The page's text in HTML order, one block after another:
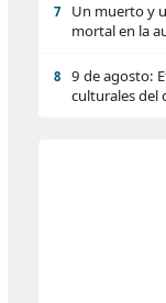
7
Un muerto y
mortal en la
8
9 de agosto:
culturales del